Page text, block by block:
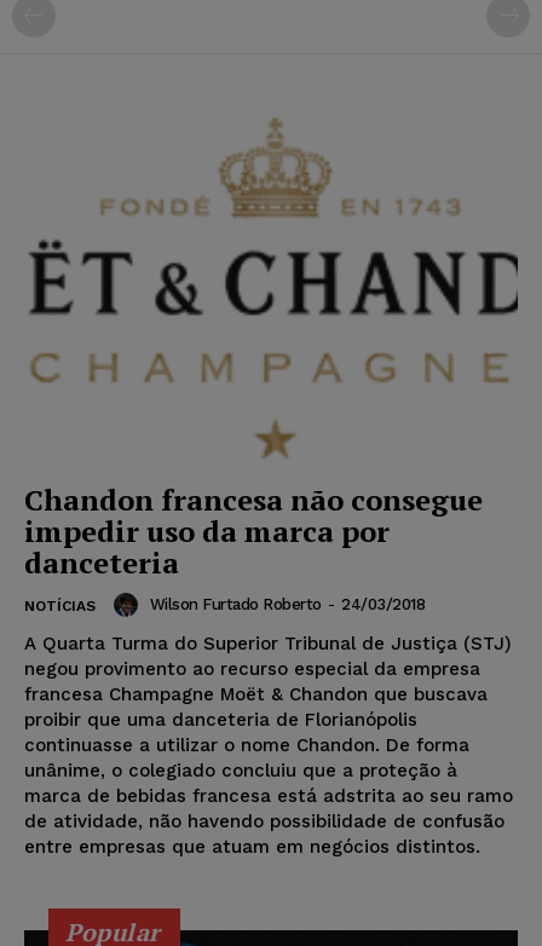
Chandon francesa não consegue
impedir uso da marca por
danceteria
NOTÍCIAS Wilson Furtado Roberto - 24/03/2018
A Quarta Turma do Superior Tribunal de Justiça (STJ)
negou provimento ao recurso especial da empresa
francesa Champagne Moët & Chandon que buscava
proibir que uma danceteria de Florianópolis
continuasse a utilizar o nome Chandon. De forma
unânime, o colegiado concluiu que a proteção à
marca de bebidas francesa está adstrita ao seu ramo
de atividade, não havendo possibilidade de confusão
entre empresas que atuam em negócios distintos.
Popular